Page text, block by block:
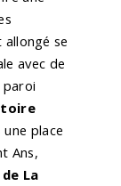
se
avec de
paroi
place
Ans,
La